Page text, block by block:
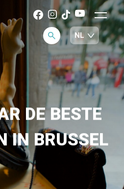
DE BESTE
IN BRUSSEL